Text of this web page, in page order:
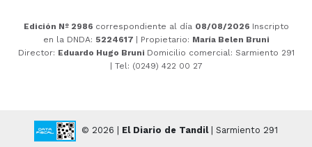
Edición Nº 2986 correspondiente al día 08/08/2026 Inscripto
en la DNDA: 5224617 | Propietario: María Belen Bruni
Director: Eduardo Hugo Bruni Domicilio comercial: Sarmiento 291
| Tel: (0249) 422 00 27
© 2026 | El Diario de Tandil| Sarmiento 291